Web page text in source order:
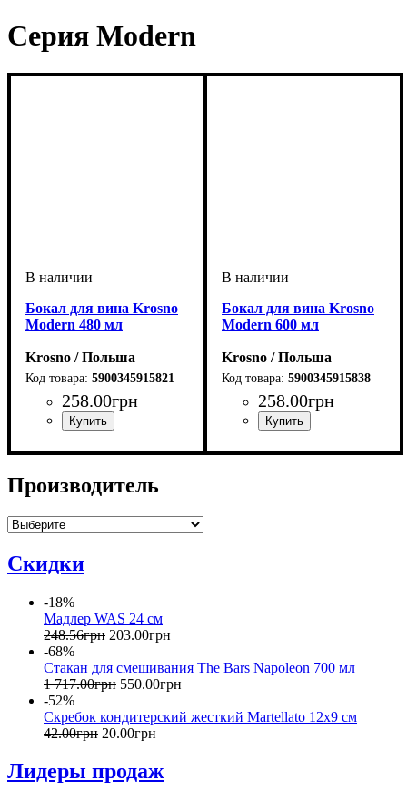
Серия Modern
Бокал для вина Krosno
Modern 480 мл
Krosno / Польша
5900345915821
258.00грн
Бокал для вина Krosno
Modern 600 мл
Krosno / Польша
5900345915838
258.00грн
Производитель
Скидки
-18%
Мадлер WAS 24 см
248.56грн 203.00грн
-68%
Стакан для смешивания The Bars Napoleon 700 мл
1 717.00грн 550.00грн
-52%
Скребок кондитерский жесткий Martellato 12x9 см
42.00грн 20.00грн
Лидеры продаж